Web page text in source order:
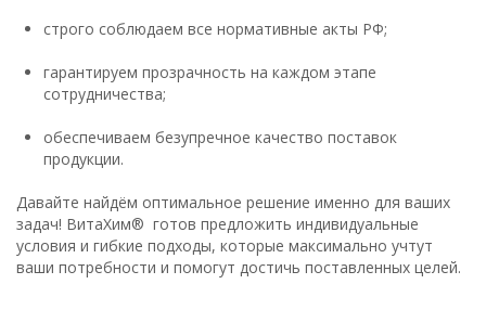
строго соблюдаем все нормативные акты РФ;
гарантируем прозрачность на каждом этапе
сотрудничества;
обеспечиваем безупречное качество поставок
продукции.
Давайте найдём оптимальное решение именно для ваших
задач! ВитаХим® готов предложить индивидуальные
условия и гибкие подходы, которые максимально учтут
ваши потребности и помогут достичь поставленных целей.